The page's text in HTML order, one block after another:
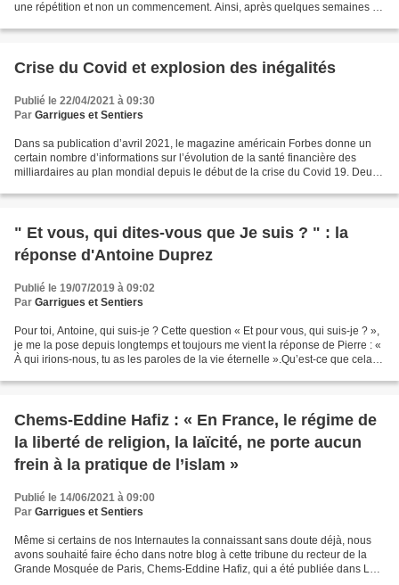
une répétition et non un commencement. Ainsi, après quelques semaines de
Crise du Covid et explosion des inégalités
Publié le 22/04/2021 à 09:30
Par Garrigues et Sentiers
Dans sa publication d’avril 2021, le magazine américain Forbes donne un
certain nombre d’informations sur l’évolution de la santé financière des
milliardaires au plan mondial depuis le début de la crise du Covid 19. Deux
" Et vous, qui dites-vous que Je suis ? " : la
réponse d'Antoine Duprez
Publié le 19/07/2019 à 09:02
Par Garrigues et Sentiers
Pour toi, Antoine, qui suis-je ? Cette question « Et pour vous, qui suis-je ? »,
je me la pose depuis longtemps et toujours me vient la réponse de Pierre : «
À qui irions-nous, tu as les paroles de la vie éternelle ».Qu’est-ce que cela
Chems-Eddine Hafiz : « En France, le régime de
la liberté de religion, la laïcité, ne porte aucun
frein à la pratique de l’islam »
Publié le 14/06/2021 à 09:00
Par Garrigues et Sentiers
Même si certains de nos Internautes la connaissant sans doute déjà, nous
avons souhaité faire écho dans notre blog à cette tribune du recteur de la
Grande Mosquée de Paris, Chems-Eddine Hafiz, qui a été publiée dans Le